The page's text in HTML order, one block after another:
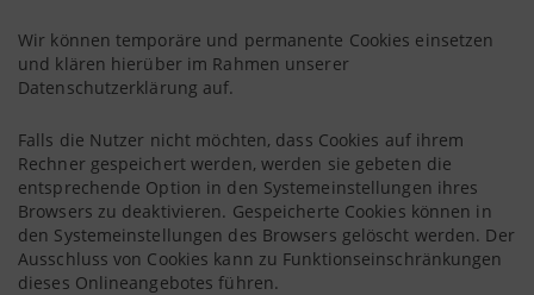
Wir können temporäre und permanente Cookies einsetzen
und klären hierüber im Rahmen unserer
Datenschutzerklärung auf.
Falls die Nutzer nicht möchten, dass Cookies auf ihrem
Rechner gespeichert werden, werden sie gebeten die
entsprechende Option in den Systemeinstellungen ihres
Browsers zu deaktivieren. Gespeicherte Cookies können in
den Systemeinstellungen des Browsers gelöscht werden. Der
Ausschluss von Cookies kann zu Funktionseinschränkungen
dieses Onlineangebotes führen.